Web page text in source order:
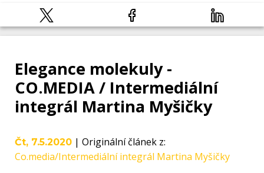
Elegance molekuly -
CO.MEDIA / Intermediální
integrál Martina Myšičky
Čt, 7.5.2020 | Originální článek z:
Co.media/Intermediální integrál Martina Myšičky